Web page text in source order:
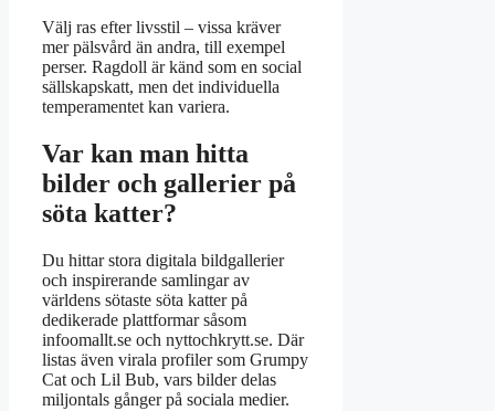
Välj ras efter livsstil – vissa kräver
mer pälsvård än andra, till exempel
perser. Ragdoll är känd som en social
sällskapskatt, men det individuella
temperamentet kan variera.
Var kan man hitta
bilder och gallerier på
söta katter?
Du hittar stora digitala bildgallerier
och inspirerande samlingar av
världens sötaste söta katter på
dedikerade plattformar såsom
infoomallt.se och nyttochkrytt.se. Där
listas även virala profiler som Grumpy
Cat och Lil Bub, vars bilder delas
miljontals gånger på sociala medier.